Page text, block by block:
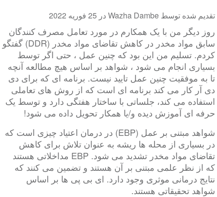
تقدیم شده توسط Wazha Dambeدر 25 فوریه 2022
روز دیگر من با یک همکارم در مورد تعامل مصرف کنندگان
سابق مواد مخدر در کاهش تقاضای مواد مخدر (DDR) گفتگو
کردم. تسلیم من این بود که چنین عمل ، حتی اگر توسط
بسیاری انجام می شود ، شواهد بر اساس هیچ مطالعه آنچه
تا به موفقیت چنین عمل تایید نیست. برنامه ای که برای دی
دی آر کار می کند برنامه ای است که از روش های تعاملی
استفاده می کند، جلساتی با ساختار هفتگی دارد و توسط یک
حرفه ای آموزش دیده و/یا همکار تحویل داده می شود!
شواهد مبتنی بر عمل (EBP) در درمان اعتیاد چیزی است که
در بسیاری از محله ها ریشه به عنوان تلاش برای کاهش
تقاضای مواد مخدر تشدید می شود. EBP مداخلاتی هستند
که از نظر علمی مبتنی بر آن هستند و تضمین می کنند که
نتایج درمانی موثری وجود دارد. ای بی پی ها بر اساس
شواهد تحقیقاتی هستند.